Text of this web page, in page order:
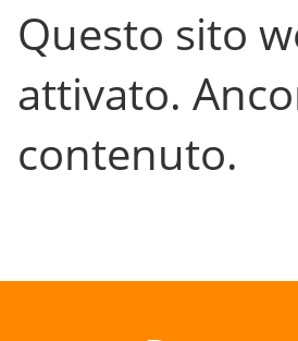
Questo sito
attivato.
contenuto.